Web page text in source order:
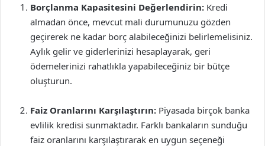
Borçlanma Kapasitesini Değerlendirin: Kredi
almadan önce, mevcut mali durumunuzu gözden
geçirerek ne kadar borç alabileceğinizi belirlemelisiniz.
Aylık gelir ve giderlerinizi hesaplayarak, geri
ödemelerinizi rahatlıkla yapabileceğiniz bir bütçe
oluşturun.
Faiz Oranlarını Karşılaştırın: Piyasada birçok banka
evlilik kredisi sunmaktadır. Farklı bankaların sunduğu
faiz oranlarını karşılaştırarak en uygun seçeneği